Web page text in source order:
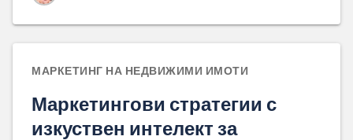
МАРКЕТИНГ НА НЕДВИЖИМИ ИМОТИ
Маркетингови стратегии с
изкуствен интелект за